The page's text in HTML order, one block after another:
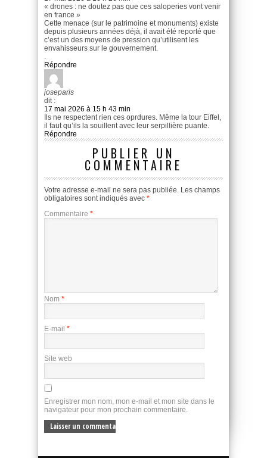
« drones : ne doutez pas que ces saloperies vont venir
en france »
Cette menace (sur le patrimoine et monuments) existe
depuis plusieurs années déjà, il avait été reporté que
c’est un des moyens de pression qu’utilisent les
envahisseurs sur le gouvernement.
.
Répondre
joseparis
dit :
17 mai 2026 à 15 h 43 min
Ils ne respectent rien ces oprdures. Même la tour Eiffel,
il faut qu’ils la souillent avec leur serpillière puante.
Répondre
PUBLIER UN
COMMENTAIRE
Votre adresse e-mail ne sera pas publiée. Les champs
obligatoires sont indiqués avec *
Commentaire *
Nom *
E-mail *
Site web
Enregistrer mon nom, mon e-mail et mon site dans le
navigateur pour mon prochain commentaire.